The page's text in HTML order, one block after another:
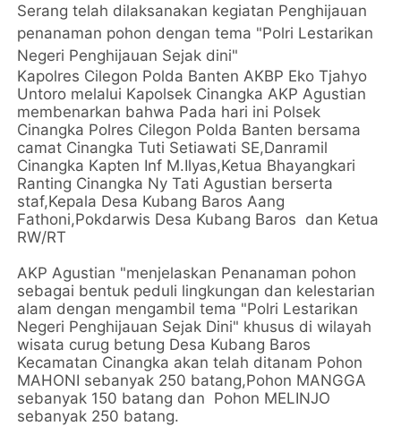
Serang telah dilaksanakan kegiatan Penghijauan
penanaman pohon dengan tema "Polri Lestarikan
Negeri Penghijauan Sejak dini"
Kapolres Cilegon Polda Banten AKBP Eko Tjahyo
Untoro melalui Kapolsek Cinangka AKP Agustian
membenarkan bahwa Pada hari ini Polsek
Cinangka Polres Cilegon Polda Banten bersama
camat Cinangka Tuti Setiawati SE,Danramil
Cinangka Kapten Inf M.Ilyas,Ketua Bhayangkari
Ranting Cinangka Ny Tati Agustian berserta
staf,Kepala Desa Kubang Baros Aang
Fathoni,Pokdarwis Desa Kubang Baros dan Ketua
RW/RT
AKP Agustian "menjelaskan Penanaman pohon
sebagai bentuk peduli lingkungan dan kelestarian
alam dengan mengambil tema "Polri Lestarikan
Negeri Penghijauan Sejak Dini" khusus di wilayah
wisata curug betung Desa Kubang Baros
Kecamatan Cinangka akan telah ditanam Pohon
MAHONI sebanyak 250 batang,Pohon MANGGA
sebanyak 150 batang dan Pohon MELINJO
sebanyak 250 batang.